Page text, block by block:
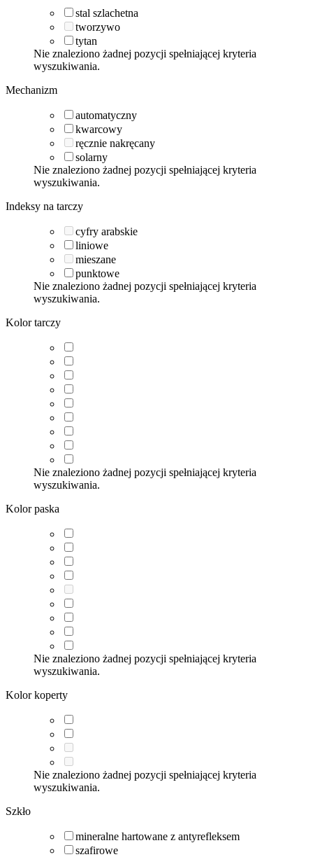
stal szlachetna
tworzywo
tytan
Nie znaleziono żadnej pozycji spełniającej kryteria
wyszukiwania.
Mechanizm
automatyczny
kwarcowy
ręcznie nakręcany
solarny
Nie znaleziono żadnej pozycji spełniającej kryteria
wyszukiwania.
Indeksy na tarczy
cyfry arabskie
liniowe
mieszane
punktowe
Nie znaleziono żadnej pozycji spełniającej kryteria
wyszukiwania.
Kolor tarczy
Nie znaleziono żadnej pozycji spełniającej kryteria
wyszukiwania.
Kolor paska
Nie znaleziono żadnej pozycji spełniającej kryteria
wyszukiwania.
Kolor koperty
Nie znaleziono żadnej pozycji spełniającej kryteria
wyszukiwania.
Szkło
mineralne hartowane z antyrefleksem
szafirowe